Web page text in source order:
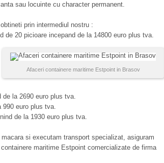
sau locuinte cu character permanent.
prin intermediul nostru :
de 20 picioare incepand de la 14800 euro plus tva.
Afaceri containere maritime Estpoint in Brasov
de la 2690 euro plus tva.
euro plus tva.
de la 1930 euro plus tva.
si executam transport specializat, asiguram
maritime Estpoint comercializate de firma